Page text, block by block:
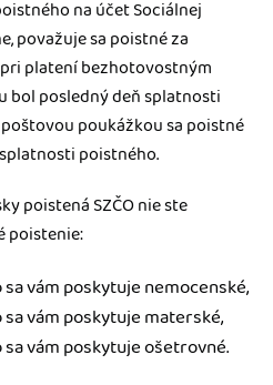
na účet Sociálnej
považuje sa poistné za
platení bezhotovostným
bol posledný deň splatnosti
poukážkou sa poistné
poistného.
poistená SZČO nie ste
poistenie:
vám poskytuje nemocenské,
vám poskytuje materské,
vám poskytuje ošetrovné.